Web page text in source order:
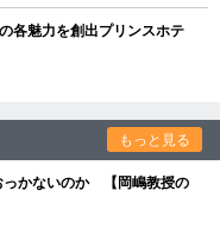
各魅力を創出プリンスホテ
もっと見る
っかないのか 【岡嶋教授の